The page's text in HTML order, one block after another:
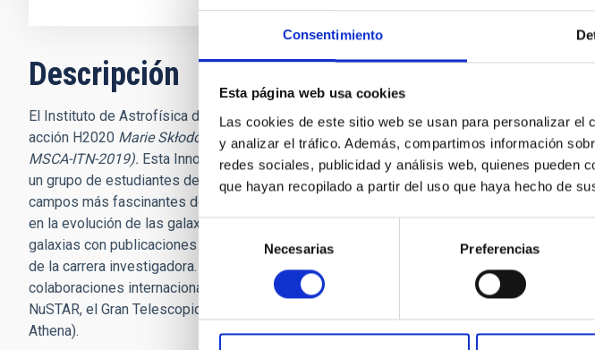
Consentimiento
Esta página web usa cookies
Las cookies de este sitio web se usan para personalizar
y analizar el tráfico. Además, compartimos información
redes sociales, publicidad y análisis web, quienes pueden
que hayan recopilado a partir del uso que haya hecho de
Selección
consentimiento
Necesarias Preferencias
Descripción
El Instituto de Astrofísica de Canarias (IAC , Tenerife) anuncia un
contrato pre-doctoral en
acción H2020 Marie Skłodowska-Curie“Big Data applications for Black hole Evolution
MSCA-ITN-2019). Esta Innovative Training Network (ITN) liderada por el Prof. Francesco
un grupo de estudiantes de doctorado en las instituciones participantes en la red y darles
campos más fascinantes de la Astrofísica: la formación de agujeros negros
en la evolución de las galaxias. La ITN incluye expertos en el estudio de las galaxias
galaxias con publicaciones de gran impacto y amplia experiencia en la supervisión de
de la carrera investigadora. Todos los investigadores senior que participan en la ITN
colaboraciones internacionales relacionadas con la obtención de datos observacionales
NuSTAR, el Gran Telescopio CANARIAS - GTC), simulaciones (por ejemplo EAGLE) o
Athena).